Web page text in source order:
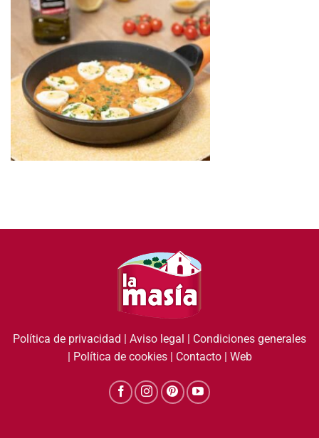
Política de privacidad | Aviso legal | Condiciones generales
| Política de cookies| Contacto| Web